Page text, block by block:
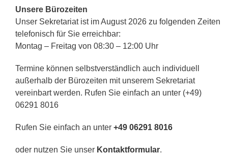
Unsere Bürozeiten
Unser Sekretariat ist im August 2026 zu folgenden Zeiten
telefonisch für Sie erreichbar:
Montag – Freitag von 08:30 – 12:00 Uhr
Termine können selbstverständlich auch individuell
außerhalb der Bürozeiten mit unserem Sekretariat
vereinbart werden. Rufen Sie einfach an unter (+49)
06291 8016
Rufen Sie einfach an unter +49 06291 8016
oder nutzen Sie unser Kontaktformular.